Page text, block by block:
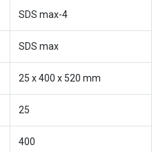
SDS max-4
SDS max
25 x 400 x 520 mm
25
400